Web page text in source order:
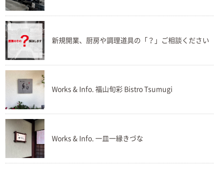
新規開業、厨房や調理道具の「？」ご相談ください
Works & Info. 福山旬彩 Bistro Tsumugi
Works & Info. 一皿一縁きづな